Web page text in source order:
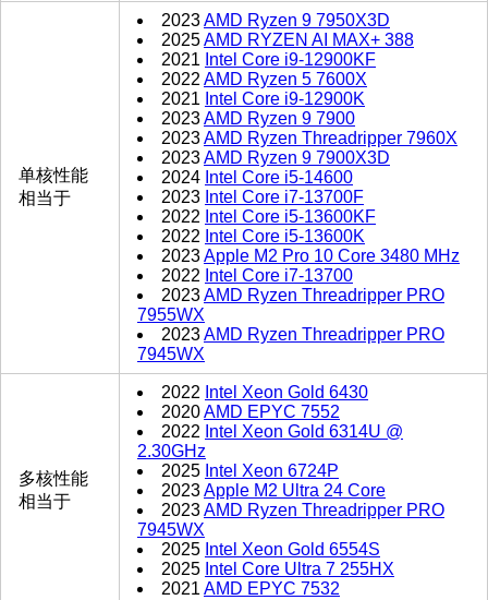
单核性能
相当于
2023AMD Ryzen 9 7950X3D
2025AMD RYZEN AI MAX+ 388
2021 Intel Core i9-12900KF
2022AMD Ryzen 5 7600X
2021 Intel Core i9-12900K
2023AMD Ryzen 9 7900
2023AMD Ryzen Threadripper 7960X
2023AMD Ryzen 9 7900X3D
2024 Intel Core i5-14600
2023 Intel Core i7-13700F
2022 Intel Core i5-13600KF
2022 Intel Core i5-13600K
2023Apple M2 Pro 10 Core 3480 MHz
2022 Intel Core i7-13700
2023AMD Ryzen Threadripper PRO
7955WX
2023AMD Ryzen Threadripper PRO
7945WX
多核性能
相当于
2022 Intel Xeon Gold 6430
2020AMD EPYC 7552
2022 Intel Xeon Gold 6314U @
2.30GHz
2025 Intel Xeon 6724P
2023Apple M2 Ultra 24 Core
2023AMD Ryzen Threadripper PRO
7945WX
2025 Intel Xeon Gold 6554S
2025 Intel Core Ultra 7 255HX
2021AMD EPYC 7532